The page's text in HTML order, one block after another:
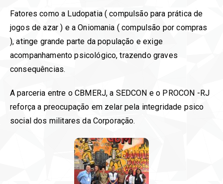
Fatores como a Ludopatia ( compulsão para prática de
jogos de azar ) e a Oniomania ( compulsão por compras
), atinge grande parte da população e exige
acompanhamento psicológico, trazendo graves
consequências.
A parceria entre o CBMERJ, a SEDCON e o PROCON -RJ
reforça a preocupação em zelar pela integridade psico
social dos militares da Corporação.